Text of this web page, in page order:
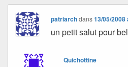
patriarchdans13/05/2008
un petit salut pour
Quichottine